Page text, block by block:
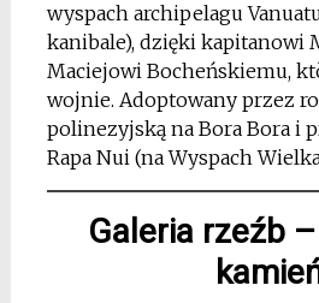
wyspach archipelagu
kanibale), dzięki kapitanowi
Maciejowi Bocheńskiemu,
wojnie. Adoptowany przez
polinezyjską na Bora Bora i
Rapa Nui (na Wyspach
Galeria rzeźb